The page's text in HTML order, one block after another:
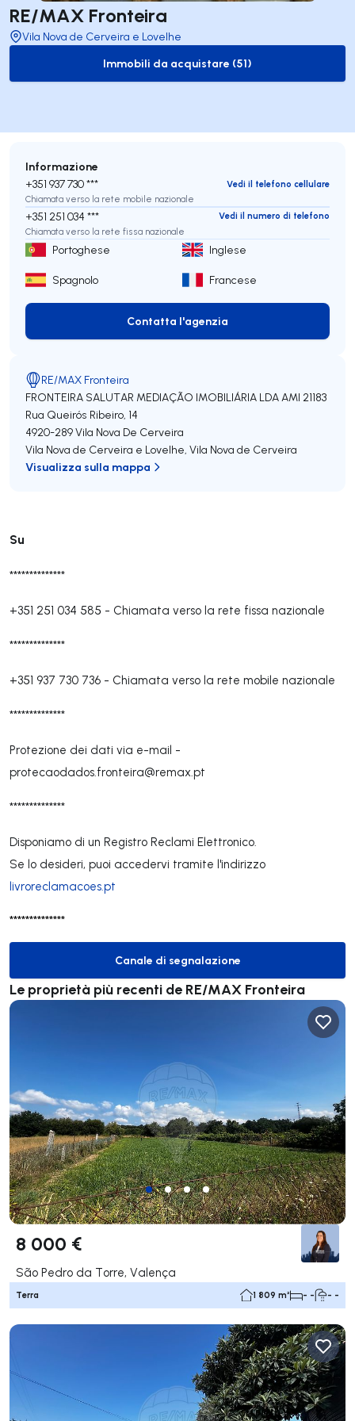
RE/MAX Fronteira
Vila Nova de Cerveira e Lovelhe
to-buy-listing
Immobili da acquistare (51)
Su
**************
+351 251 034 585 - Chiamata verso la rete fissa nazionale
**************
+351 937 730 736 - Chiamata verso la rete mobile nazionale
**************
Protezione dei dati via e-mail -
protecaodados.fronteira@remax.pt
**************
Disponiamo di un Registro Reclami Elettronico.
Se lo desideri, puoi accedervi tramite l'indirizzo
livroreclamacoes.pt
**************
Canale di segnalazione
Canale di segnalazione
Le proprietà più recenti de RE/MAX Fronteira
8 000 €
São Pedro da Torre, Valença
Terra 1 809 m² - - - -
Informazione
+351 937 730 ***
Vedi il telefono cellulare
Chiamata verso la rete mobile nazionale
+351 251 034 ***
Vedi il numero di telefono
Chiamata verso la rete fissa nazionale
Portoghese Inglese
Spagnolo Francese
Contatta l'agenzia
Contatta l'agenzia
RE/MAX Fronteira
FRONTEIRA SALUTAR MEDIAÇÃO IMOBILIÁRIA LDAAMI 21183
Rua Queirós Ribeiro, 14
4920-289Vila Nova De Cerveira
Vila Nova de Cerveira e Lovelhe, Vila Nova de Cerveira
Visualizza sulla mappa